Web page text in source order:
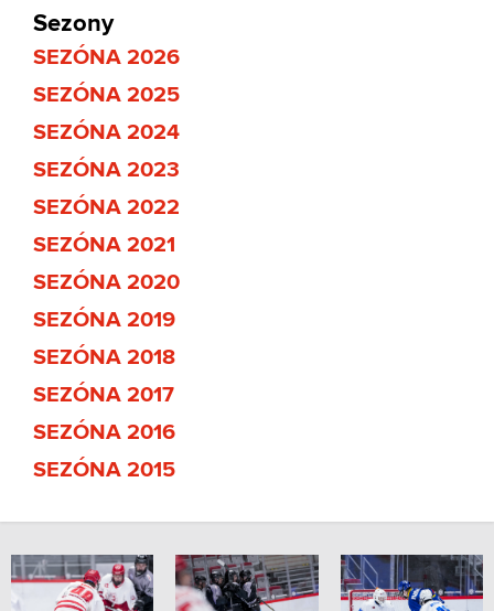
Sezony
SEZÓNA 2026
SEZÓNA 2025
SEZÓNA 2024
SEZÓNA 2023
SEZÓNA 2022
SEZÓNA 2021
SEZÓNA 2020
SEZÓNA 2019
SEZÓNA 2018
SEZÓNA 2017
SEZÓNA 2016
SEZÓNA 2015